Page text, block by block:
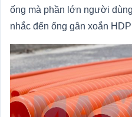
ống mà phần lớn người
nhắc đến ống gân xoắn